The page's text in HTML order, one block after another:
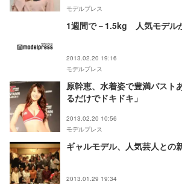
モデルプレス
1週間で－1.5kg 人気モデル
2013.02.20 19:16
モデルプレス
原幹恵、水着姿で豊満バスト
るだけでドキドキ」
2013.02.20 10:56
モデルプレス
ギャルモデル、人気芸人との
2013.01.29 19:34